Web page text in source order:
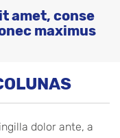
amet, conse
maximus
dolor ante, a